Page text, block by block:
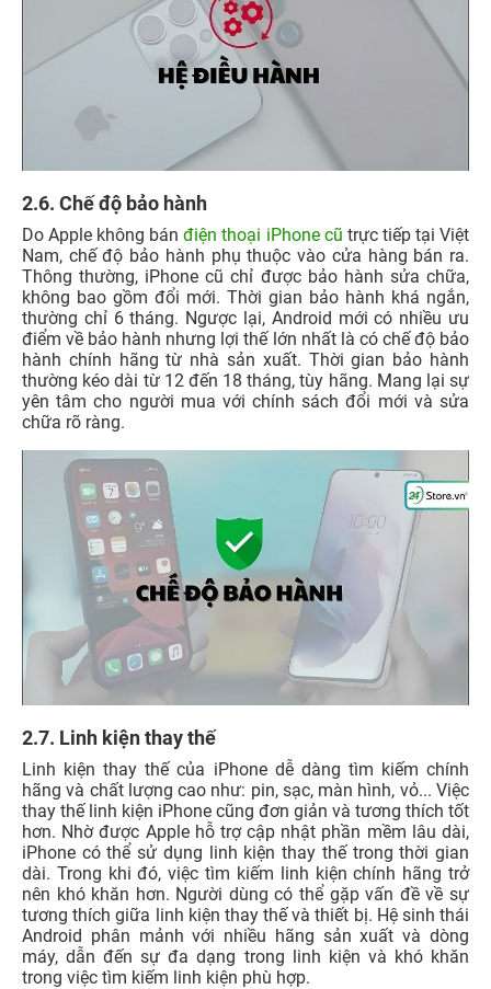
2.6. Chế độ bảo hành
Do Apple không bánđiện thoại iPhone cũ trực tiếp tại Việt
Nam, chế độ bảo hành phụ thuộc vào cửa hàng bán ra.
Thông thường, iPhone cũ chỉ được bảo hành sửa chữa,
không bao gồm đổi mới. Thời gian bảo hành khá ngắn,
thường chỉ 6 tháng. Ngược lại, Android mới có nhiều ưu
điểm về bảo hành nhưng lợi thế lớn nhất là có chế độ bảo
hành chính hãng từ nhà sản xuất. Thời gian bảo hành
thường kéo dài từ 12 đến 18 tháng, tùy hãng. Mang lại sự
yên tâm cho người mua với chính sách đổi mới và sửa
chữa rõ ràng.
2.7. Linh kiện thay thế
Linh kiện thay thế của iPhone dễ dàng tìm kiếm chính
hãng và chất lượng cao như: pin, sạc, màn hình, vỏ... Việc
thay thế linh kiện iPhone cũng đơn giản và tương thích tốt
hơn. Nhờ được Apple hỗ trợ cập nhật phần mềm lâu dài,
iPhone có thể sử dụng linh kiện thay thế trong thời gian
dài. Trong khi đó, việc tìm kiếm linh kiện chính hãng trở
nên khó khăn hơn. Người dùng có thể gặp vấn đề về sự
tương thích giữa linh kiện thay thế và thiết bị. Hệ sinh thái
Android phân mảnh với nhiều hãng sản xuất và dòng
máy, dẫn đến sự đa dạng trong linh kiện và khó khăn
trong việc tìm kiếm linh kiện phù hợp.